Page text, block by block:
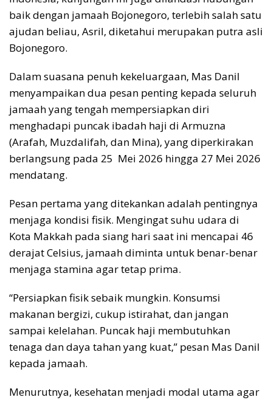
baik dengan jamaah Bojonegoro, terlebih salah satu
ajudan beliau, Asril, diketahui merupakan putra asli
Bojonegoro.
Dalam suasana penuh kekeluargaan, Mas Danil
menyampaikan dua pesan penting kepada seluruh
jamaah yang tengah mempersiapkan diri
menghadapi puncak ibadah haji di Armuzna
(Arafah, Muzdalifah, dan Mina), yang diperkirakan
berlangsung pada 25 Mei 2026 hingga 27 Mei 2026
mendatang.
Pesan pertama yang ditekankan adalah pentingnya
menjaga kondisi fisik. Mengingat suhu udara di
Kota Makkah pada siang hari saat ini mencapai 46
derajat Celsius, jamaah diminta untuk benar-benar
menjaga stamina agar tetap prima.
“Persiapkan fisik sebaik mungkin. Konsumsi
makanan bergizi, cukup istirahat, dan jangan
sampai kelelahan. Puncak haji membutuhkan
tenaga dan daya tahan yang kuat,” pesan Mas Danil
kepada jamaah.
Menurutnya, kesehatan menjadi modal utama agar